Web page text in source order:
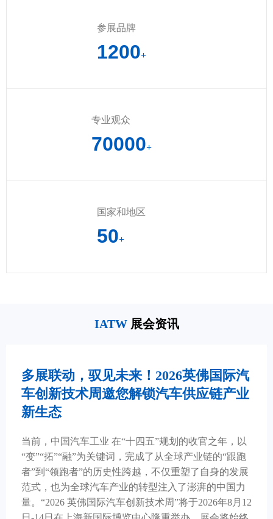
参展品牌
1200+
专业观众
70000+
国家和地区
50+
IATW展会资讯
多展联动，驭见未来！2026英佛国际汽
车创新技术周邀您解锁汽车供应链产业
新生态
当前，中国汽车工业 在“十四五”规划的收官之年，以
“变”“拓”“融”为关键词，完成了从全球产业链的“跟跑
者”到“领跑者”的历史性跨越，不仅重塑了自身的发展
范式，也为全球汽车产业的转型注入了澎湃的中国力
量。“2026 英佛国际汽车创新技术周”将于2026年8月12